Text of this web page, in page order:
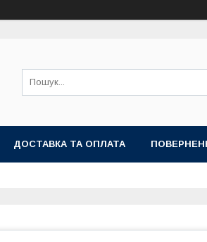
ДОСТАВКА ТА ОПЛАТА